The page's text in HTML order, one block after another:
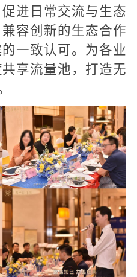
进日常交流与生态
容创新的生态合作
一致认可。为各业
享流量池，打造无